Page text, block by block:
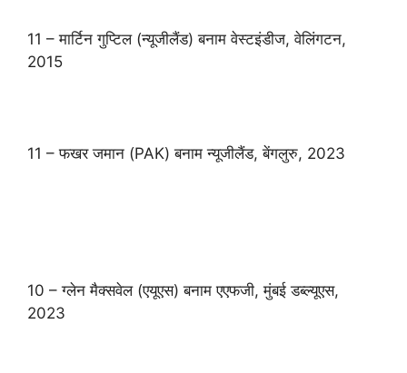
11 – मार्टिन गुप्टिल (न्यूजीलैंड) बनाम वेस्टइंडीज, वेलिंगटन,
2015
11 – फखर जमान (PAK) बनाम न्यूजीलैंड, बेंगलुरु, 2023
10 – ग्लेन मैक्सवेल (एयूएस) बनाम एएफजी, मुंबई डब्ल्यूएस,
2023